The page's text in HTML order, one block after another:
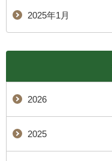
2025年1月
2026
2025